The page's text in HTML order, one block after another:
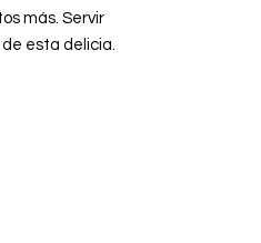
más. Servir
esta delicia.